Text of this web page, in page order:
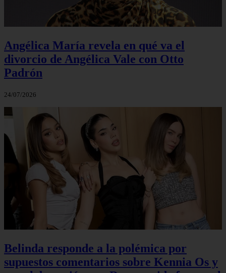
Angélica María revela en qué va el
divorcio de Angélica Vale con Otto
Padrón
24/07/2026
Belinda responde a la polémica por
supuestos comentarios sobre Kennia Os y